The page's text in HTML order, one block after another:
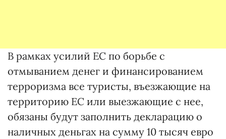
В рамках усилий ЕС по борьбе с
отмыванием денег и финансированием
терроризма все туристы, въезжающие на
территорию ЕС или выезжающие с нее,
обязаны будут заполнить декларацию о
наличных деньгах на сумму 10 тысяч евро